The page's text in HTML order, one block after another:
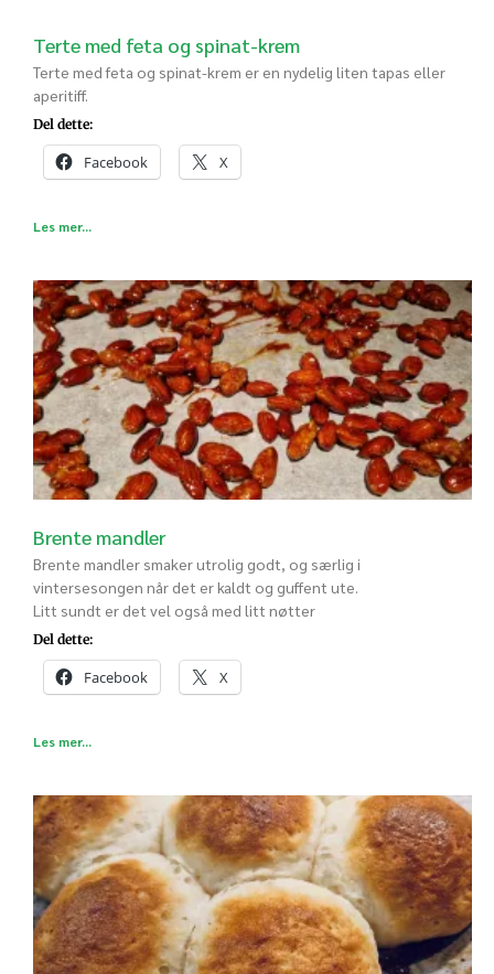
Terte med feta og spinat-krem
Terte med feta og spinat-krem er en nydelig liten tapas eller
aperitiff.
Del dette:
Facebook X
Les mer...
Brente mandler
Brente mandler smaker utrolig godt, og særlig i
vintersesongen når det er kaldt og guffent ute.
Litt sundt er det vel også med litt nøtter
Del dette:
Facebook X
Les mer...